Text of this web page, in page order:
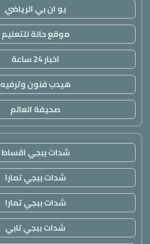
يو ان بي الرياضي
موقع حالة للتعليم
اخبار 24 ساعة
هيدب فنون وترفيه
صحيفة العالم
شدات ببجي اقساط
شدات ببجي تمارا
شدات ببجي تمارا
شدات ببجي تابي